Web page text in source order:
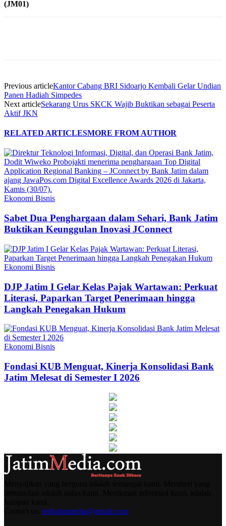
(JM01)
Previous articleKantor Cabang BRI Sidoarjo Kembali Gelar Undian
Panen Hadiah Simpedes
Next articleSekarang Urus SKCK Wajib Buktikan sebagai Peserta
Aktif JKN
RELATED ARTICLESMORE FROM AUTHOR
Ekonomi Bisnis
Sabet Dua Penghargaan dalam Sehari, Bank Jatim
Buktikan Keunggulan Inovasi JConnect
Ekonomi Bisnis
DJP Jatim I Gelar Kelas Pajak Wartawan: Perkuat
Literasi, Paparkan Target Penerimaan hingga
Langkah Penegakan Hukum
Ekonomi Bisnis
Fondasi KUB Menguat, Kinerja Konsolidasi Bank
Jatim Melesat di Semester I 2026
redjatimmedia@gmail.com